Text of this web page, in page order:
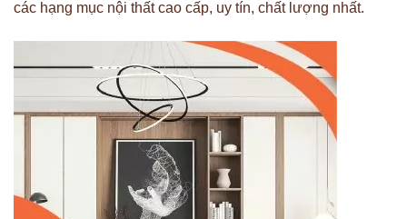
các hạng mục nội thất cao cấp, uy tín, chất lượng nhất.